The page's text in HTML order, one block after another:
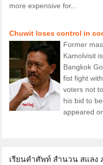
more expensive for...
Chuwit loses control in
Former
Kamolvisit
Bangkok
fist fight
voters not
his bid to
appeared
เรียนคำศัพท์ สำนวน สแลง